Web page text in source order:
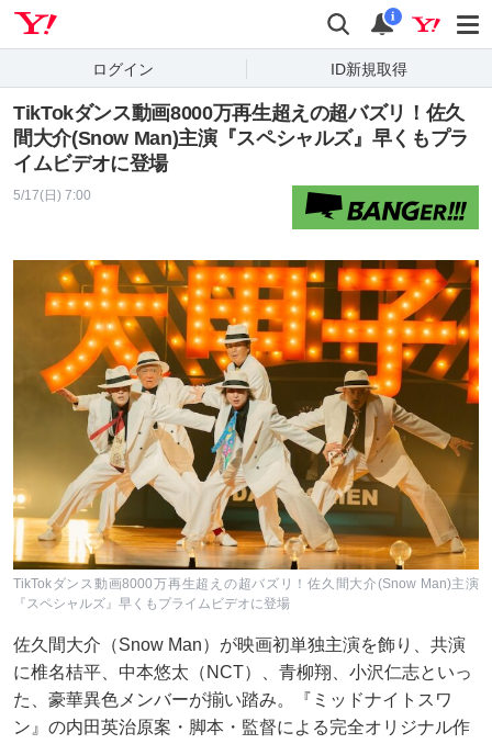
検索 通知
i
ログイン ID新規取得
TikTokダンス動画8000万再生超えの超バズリ！佐久
間大介(Snow Man)主演『スペシャルズ』早くもプラ
イムビデオに登場
5/17(日) 7:00
TikTokダンス動画8000万再生超えの超バズリ！佐久間大介(Snow Man)主演
『スペシャルズ』早くもプライムビデオに登場
佐久間大介（Snow Man）が映画初単独主演を飾り、共演
に椎名桔平、中本悠太（NCT）、青柳翔、小沢仁志といっ
た、豪華異色メンバーが揃い踏み。『ミッドナイトスワ
ン』の内田英治原案・脚本・監督による完全オリジナル作